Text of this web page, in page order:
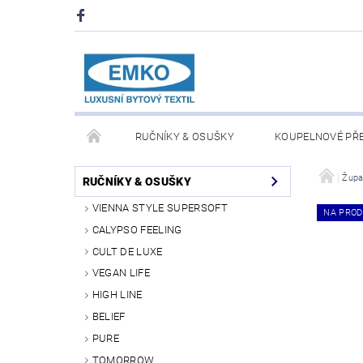
RUČNÍKY & OSUŠKY KOUPELNOVÉ
PŘIKRÝVKY & POLŠTÁŘE DEKY A PLÉDY
RUČNÍKY & OSUŠKY
VIENNA STYLE SUPERSOFT
CALYPSO FEELING
CULT DE LUXE
VEGAN LIFE
HIGH LINE
BELIEF
PURE
TOMORROW
NA